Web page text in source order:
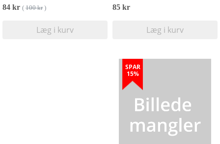
84 kr ( 100 kr)
Læg i kurv
85 kr
Læg i kurv
SPAR
15%